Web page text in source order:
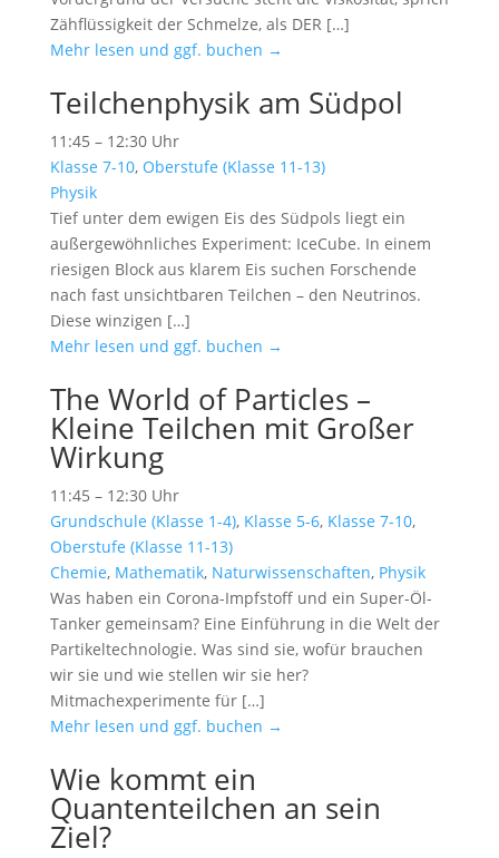
Zähflüssigkeit der Schmelze, als DER […]
Mehr lesen und ggf. buchen →
Teilchenphysik am Südpol
11:45 – 12:30 Uhr
Klasse 7-10, Oberstufe (Klasse 11-13)
Physik
Tief unter dem ewigen Eis des Südpols liegt ein
außergewöhnliches Experiment: IceCube. In einem
riesigen Block aus klarem Eis suchen Forschende
nach fast unsichtbaren Teilchen – den Neutrinos.
Diese winzigen […]
Mehr lesen und ggf. buchen →
The World of Particles –
Kleine Teilchen mit Großer
Wirkung
11:45 – 12:30 Uhr
Grundschule (Klasse 1-4), Klasse 5-6, Klasse 7-10,
Oberstufe (Klasse 11-13)
Chemie, Mathematik, Naturwissenschaften, Physik
Was haben ein Corona-Impfstoff und ein Super-Öl-
Tanker gemeinsam? Eine Einführung in die Welt der
Partikeltechnologie. Was sind sie, wofür brauchen
wir sie und wie stellen wir sie her?
Mitmachexperimente für […]
Mehr lesen und ggf. buchen →
Wie kommt ein
Quantenteilchen an sein
Ziel?